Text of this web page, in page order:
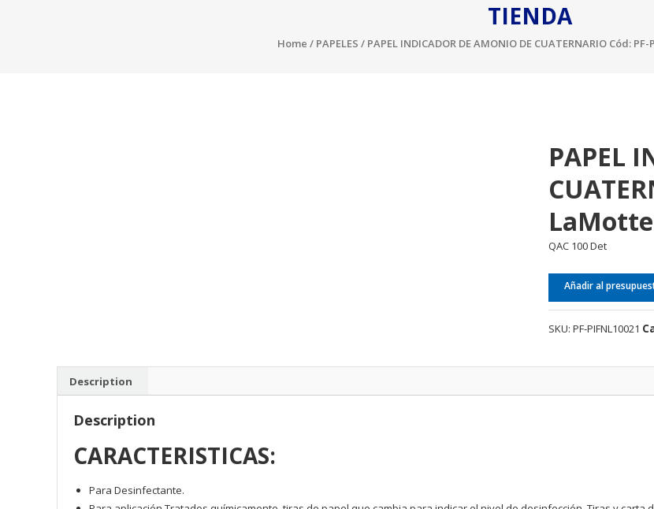
TIENDA
Home / PAPELES / PAPEL INDICADOR DE AMONIO DE CUATERNARIO Cód:
PAPEL
QAC 100 Det
Añadir al
SKU: PF-PIFNL10021
Description
Description
CARACTERISTICAS:
Para Desinfectante.